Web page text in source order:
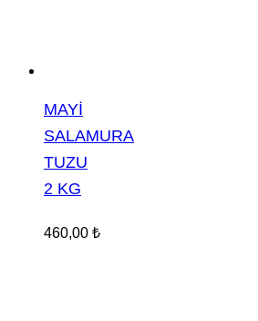
MAYİ
SALAMURA
TUZU
2 KG
460,00 ₺